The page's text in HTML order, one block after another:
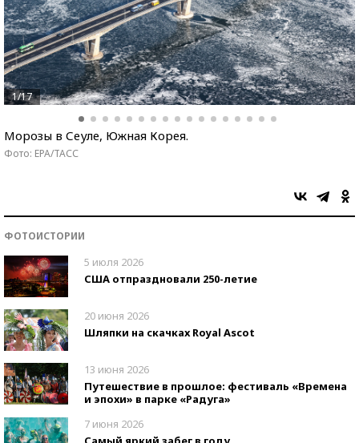
1/17
Морозы в Сеуле, Южная Корея.
Фото: EPA/ТАСС
ФОТОИСТОРИИ
5 июля 2026
США отпраздновали 250-летие
20 июня 2026
Шляпки на скачках Royal Ascot
13 июня 2026
Путешествие в прошлое: фестиваль «Времена
и эпохи» в парке «Радуга»
7 июня 2026